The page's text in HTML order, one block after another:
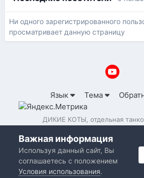
Ни одного зарегистрированного
просматривает данную страницу
Язык Тема
ДИКИЕ КОТЫ, отдельная
Важная информация
Используя данный сайт, Вы
соглашаетесь с положением
Условия использования.